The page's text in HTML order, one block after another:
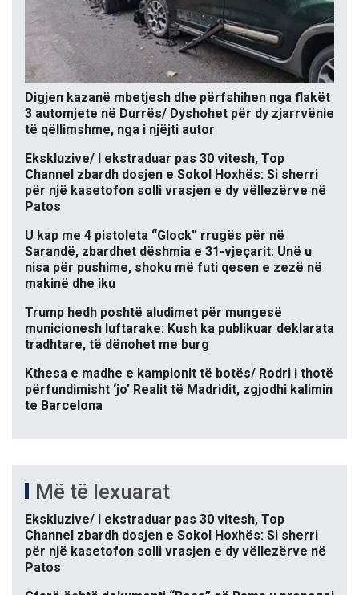
Digjen kazanë mbetjesh dhe përfshihen nga flakët
3 automjete në Durrës/ Dyshohet për dy zjarrvënie
të qëllimshme, nga i njëjti autor
Ekskluzive/ I ekstraduar pas 30 vitesh, Top
Channel zbardh dosjen e Sokol Hoxhës: Si sherri
për një kasetofon solli vrasjen e dy vëllezërve në
Patos
U kap me 4 pistoleta “Glock” rrugës për në
Sarandë, zbardhet dëshmia e 31-vjeçarit: Unë u
nisa për pushime, shoku më futi qesen e zezë në
makinë dhe iku
Trump hedh poshtë aludimet për mungesë
municionesh luftarake: Kush ka publikuar deklarata
tradhtare, të dënohet me burg
Kthesa e madhe e kampionit të botës/ Rodri i thotë
përfundimisht ‘jo’ Realit të Madridit, zgjodhi kalimin
te Barcelona
Më të lexuarat
Ekskluzive/ I ekstraduar pas 30 vitesh, Top
Channel zbardh dosjen e Sokol Hoxhës: Si sherri
për një kasetofon solli vrasjen e dy vëllezërve në
Patos